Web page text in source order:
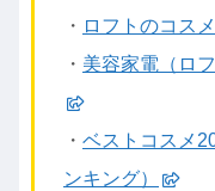
・ ロフトのコス
・ 美容家電（ロ
・ ベストコスメ
ンキング）